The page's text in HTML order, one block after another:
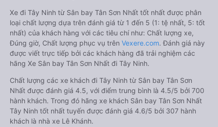
Xe đi Tây Ninh từ Sân bay Tân Sơn Nhất tốt nhất được phân
loại chất lượng dựa trên đánh giá từ 1 đến 5 (1: tệ nhất, 5: tốt
nhất) của khách hàng với các tiêu chí như: Chất lượng xe,
Đúng giờ, Chất lượng phục vụ trên Vexere.com. Đánh giá này
được viết trực tiếp bởi các khách hàng đã trải nghiệm các
hãng Xe Sân bay Tân Sơn Nhất đi Tây Ninh.
Chất lượng các xe khách đi Tây Ninh từ Sân bay Tân Sơn
Nhất được đánh giá 4.5, với điểm trung bình là 4.5/5 bởi 700
hành khách. Trong đó hãng xe khách Sân bay Tân Sơn Nhất
Tây Ninh tốt nhất tuyến được đánh giá 4.6/5 bởi 307 hành
khách là nhà xe Lê Khánh.